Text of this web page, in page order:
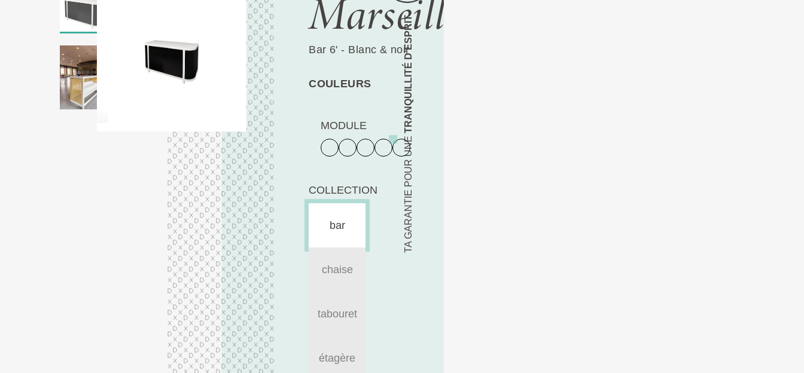
TA GARANTIE POUR UNE
TRANQUILLITÉ D’ESPRIT
Marseille
Bar 6' - Blanc & noir
COULEURS
MODULE
COLLECTION
bar
chaise
tabouret
étagère